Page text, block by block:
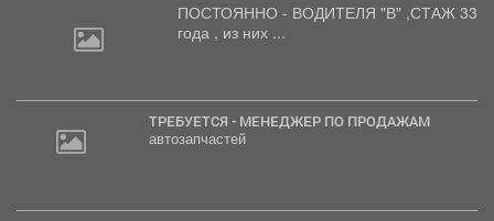
ПОСТОЯННО - ВОДИТЕЛЯ "В" ,СТАЖ 33
года , из них ...
ТРЕБУЕТСЯ - МЕНЕДЖЕР ПО ПРОДАЖАМ
автозапчастей